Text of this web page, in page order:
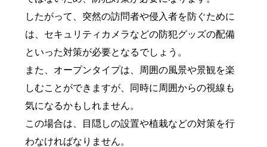
したがって、突然の訪問者や侵入者を防ぐために
は、セキュリティカメラなどの防犯グッズの配備
といった対策が必要となるでしょう。
また、オープンタイプは、周囲の風景や景観を楽
しむことができますが、同時に周囲からの視線も
気になるかもしれません。
この場合は、目隠しの設置や植栽などの対策を行
わなければなりません。